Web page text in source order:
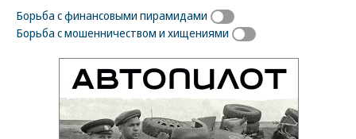
Борьба с финансовыми пирамидами
Борьба с мошенничеством и хищениями